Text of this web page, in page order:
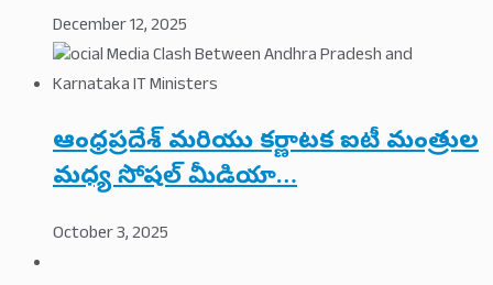
December 12, 2025
ఆంధ్రప్రదేశ్ మరియు కర్ణాటక ఐటీ మంత్రుల
మధ్య సోషల్ మీడియా…
October 3, 2025